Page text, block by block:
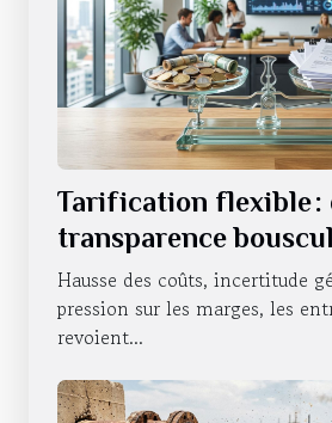
Tarification flexible :
transparence
habitudes des
Hausse des coûts, incertitude
pression sur les marges, les
revoient...